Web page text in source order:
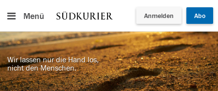
Menü Anmelden Abo
Wir lassen nur die Hand los,
nicht den Menschen.